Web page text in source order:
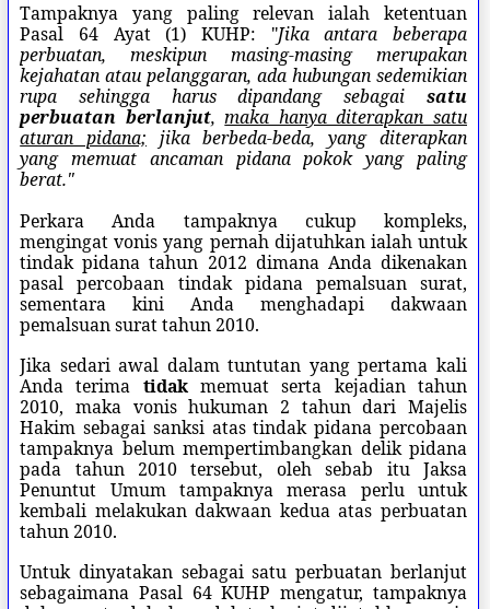
Tampaknya yang paling relevan ialah ketentuan
Pasal 64 Ayat (1) KUHP: "Jika antara beberapa
perbuatan, meskipun masing-masing merupakan
kejahatan atau pelanggaran, ada hubungan sedemikian
rupa sehingga harus dipandang sebagai satu
perbuatan berlanjut,maka hanya diterapkan satu
aturan pidana; jika berbeda-beda, yang diterapkan
yang memuat ancaman pidana pokok yang paling
berat."
Perkara Anda tampaknya cukup kompleks,
mengingat vonis yang pernah dijatuhkan ialah untuk
tindak pidana tahun 2012 dimana Anda dikenakan
pasal percobaan tindak pidana pemalsuan surat,
sementara kini Anda menghadapi dakwaan
pemalsuan surat tahun 2010.
Jika sedari awal dalam tuntutan yang pertama kali
Anda terima tidakmemuat serta kejadian tahun
2010, maka vonis hukuman 2 tahun dari Majelis
Hakim sebagai sanksi atas tindak pidana percobaan
tampaknya belum mempertimbangkan delik pidana
pada tahun 2010 tersebut, oleh sebab itu Jaksa
Penuntut Umum tampaknya merasa perlu untuk
kembali melakukan dakwaan kedua atas perbuatan
tahun 2010.
Untuk dinyatakan sebagai satu perbuatan berlanjut
sebagaimana Pasal 64 KUHP mengatur, tampaknya